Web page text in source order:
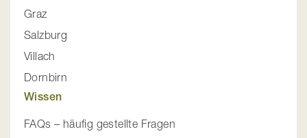
Graz
Salzburg
Villach
Dornbirn
Wissen
FAQs – häufig gestellte Fragen